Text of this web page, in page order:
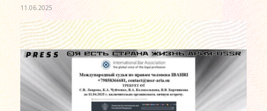
11.06.2025